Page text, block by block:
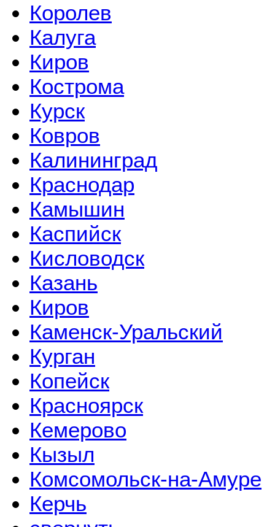
Королев
Калуга
Киров
Кострома
Курск
Ковров
Калининград
Краснодар
Камышин
Каспийск
Кисловодск
Казань
Киров
Каменск-Уральский
Курган
Копейск
Красноярск
Кемерово
Кызыл
Комсомольск-на-Амуре
Керчь